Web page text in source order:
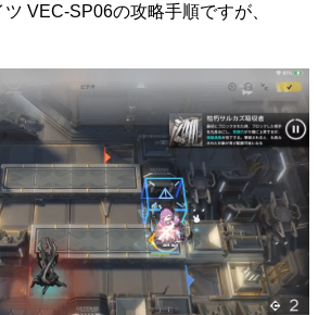
VEC-SP06の攻略手順ですが、